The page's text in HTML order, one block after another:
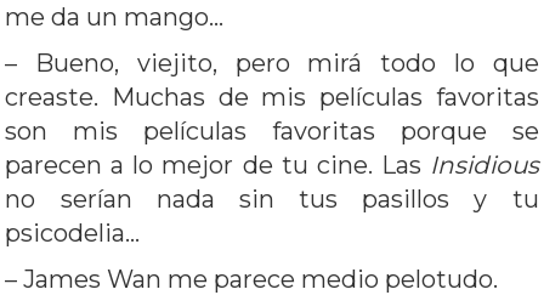
me da un mango…
– Bueno, viejito, pero mirá todo lo que
creaste. Muchas de mis películas favoritas
son mis películas favoritas porque se
parecen a lo mejor de tu cine. Las Insidious
no serían nada sin tus pasillos y tu
psicodelia…
– James Wan me parece medio pelotudo.